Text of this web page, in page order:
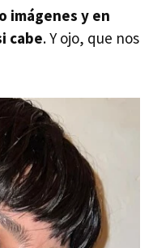
imágenes y en
cabe. Y ojo, que nos